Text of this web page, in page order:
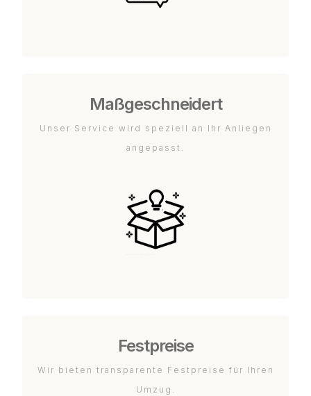
Maßgeschneidert
Unser Service wird speziell an Ihr Anliegen
angepasst.
Festpreise
Wir bieten transparente Festpreise für Ihren
Umzug.